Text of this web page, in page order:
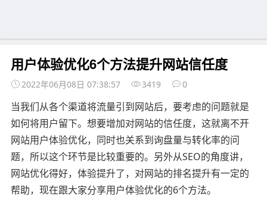
用户体验优化6个方法提升网站信任度
2022年06月08日 07:38:57 3419 0
当我们从各个渠道将流量引到网站后，要考虑的问题就是
如何将用户留下。想要增加对网站的信任度，这就离不开
网站用户体验优化，同时也关系到询盘量与转化率的问
题，所以这个环节是比较重要的。另外从SEO的角度讲，
网站优化得好，体验提升了，对网站的排名提升有一定的
帮助，现在跟大家分享用户体验优化的6个方法。